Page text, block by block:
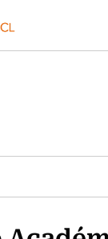
al
y TV